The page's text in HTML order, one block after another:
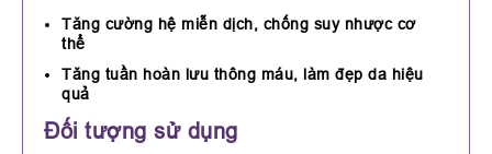
Tăng cường hệ miễn dịch, chống suy nhược cơ
thể
Tăng tuần hoàn lưu thông máu, làm đẹp da hiệu
quả
Đối tượng sử dụng